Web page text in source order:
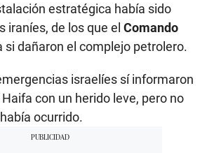
estratégica había sido
iraníes, de los que el Comando
si dañaron el complejo petrolero.
israelíes sí informaron
con un herido leve, pero no
ocurrido.